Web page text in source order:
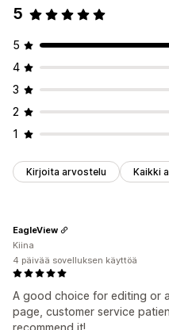
5
5
4
3
2
1
Kirjoita arvostelu Kaikki
A good choice for editing or
page, customer service
EagleView
Kiina
4 päivää sovelluksen käyttöä